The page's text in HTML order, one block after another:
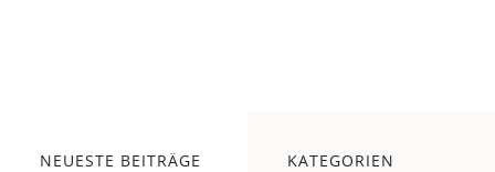
NEUESTE BEITRÄGE KATEGORIEN